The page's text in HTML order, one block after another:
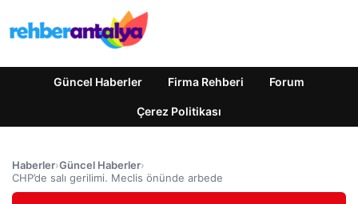
Güncel Haberler Firma Rehberi Forum
Çerez Politikası
Haberler›Güncel Haberler›
CHP’de salı gerilimi. Meclis önünde arbede